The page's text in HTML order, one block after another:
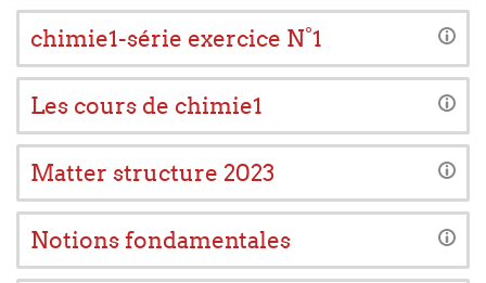
chimie1-série exercice N°1
Les cours de chimie1
Matter structure 2023
Notions fondamentales